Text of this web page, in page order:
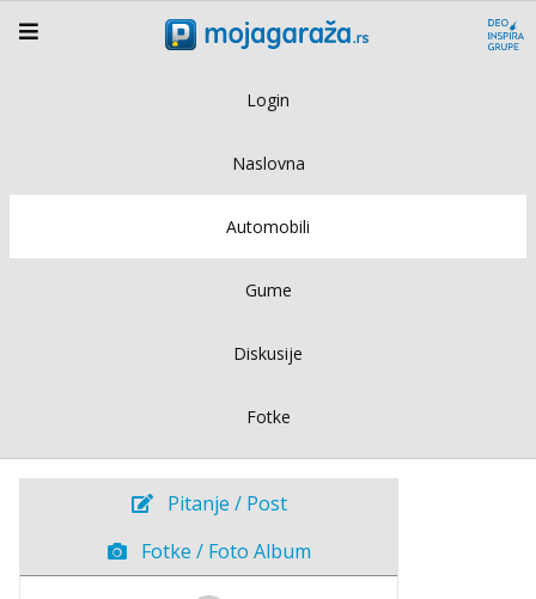
Login
Naslovna
Automobili
Gume
Diskusije
Fotke
Pitanje / Post
Fotke / Foto Album